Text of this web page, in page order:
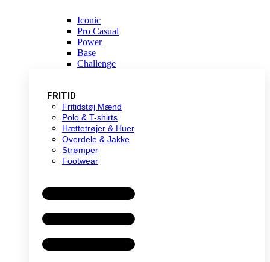
Iconic
Pro Casual
Power
Base
Challenge
FRITID
Fritidstøj Mænd
Polo & T-shirts
Hættetrøjer & Huer
Overdele & Jakke
Strømper
Footwear